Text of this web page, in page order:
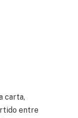
carta,
entre